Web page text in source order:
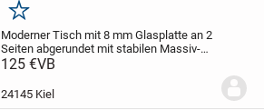
Merken
Moderner Tisch mit 8 mm Glasplatte an 2
Seiten abgerundet mit stabilen Massiv-
Buchenholzfüßen. Unter der Glasplatte ist
Glasplatte und die Ablage sind mit
125 €VB
24145 Kiel